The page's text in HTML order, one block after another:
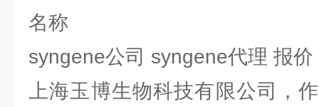
名称
syngene公司 syngene代理 报价
上海玉博生物科技有限公司，